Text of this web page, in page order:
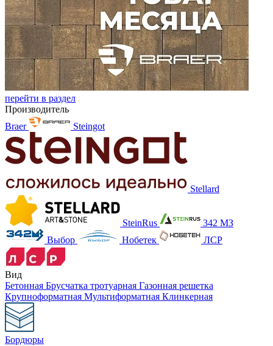
перейти в раздел
Производитель
Braer
Steingot
Stellard
SteinRus
342 МЗ
Выбор
Нобетек ЛСР
Вид
Бетонная Брусчатка тротуарная Газонная решетка
Крупноформатная Мультиформатная Клинкерная
Бордюры